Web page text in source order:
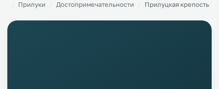
Прилуки
Достопримечательности Прилуцкая крепость